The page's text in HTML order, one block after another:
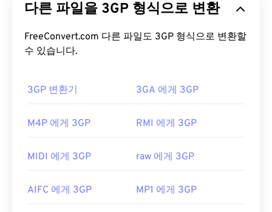
Microsoft는 더 이상 WTV를 지원하지 않습니다. 그럼
보호되는 콘텐츠의 경우, 녹화에 사용된 Windows PC
츠의 경우, 다른 플랫폼에서도 재생할 수 있습니다.
어 플레이어,Cyberlink PowerDirector,
다. 자세한 내용은 Microsoft 웹 사이트의 이
참조하세요.
된 멀티미디어 컨테이너 포맷으로,GSM (Global
바일용 기술이므로, 3GP 포맷을 사용하면 UMTS 네
트워크의 휴대폰에서 고속 무선 연결을 통해 미디어
3GP 파일을 어떻게 여나요?
3GP 파일을 여는 데 가장 좋은 애플리케이션은
되었지만 Linux, Mac, Windows를 포함한 대부분의
운영 체제에서 쉽게 열 수 있습니다.
3GP는 3GPPTimed Text를통해 자막을 지원하는 유
다른 파일을 3GP 형식으로 변환
FreeConvert.com 다른 파일도 3GP 형식으로 변환할
수 있습니다.
3GP 변환기 3GA 에게 3GP
M4P 에게 3GP RMI 에게 3GP
MIDI 에게 3GP raw 에게 3GP
AIFC 에게 3GP MP1 에게 3GP